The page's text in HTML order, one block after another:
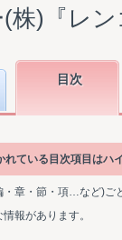
株)『レ
目次
ている目次項目はハ
・章・節・項…など)ご
報があります。